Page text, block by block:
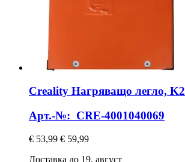
Creality Нагряващо легло, K2
Арт.-№: CRE-4001040069
€ 53,99 € 59,99
Доставка до 19. август